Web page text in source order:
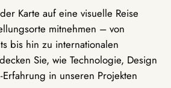
Karte auf eine visuelle Reise
mitnehmen – von
bis hin zu internationalen
Sie, wie Technologie, Design
in unseren Projekten